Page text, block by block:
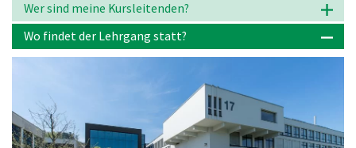
Wer sind meine Kursleitenden?
Wo findet der Lehrgang statt?